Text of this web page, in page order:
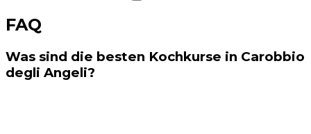
FAQ
Was sind die besten Kochkurse in Carobbio
degli Angeli?